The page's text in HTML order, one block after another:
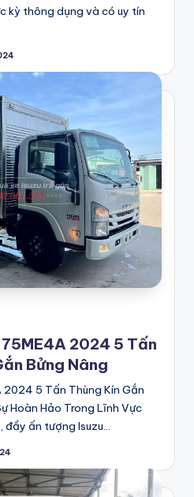
kỳ thông dụng và có uy tín
2024 5 Tấn
Bửng Nâng
2024 5 Tấn Thùng Kín Gắn
Hoàn Hảo Trong Lĩnh Vực
đầy ấn tượng Isuzu…